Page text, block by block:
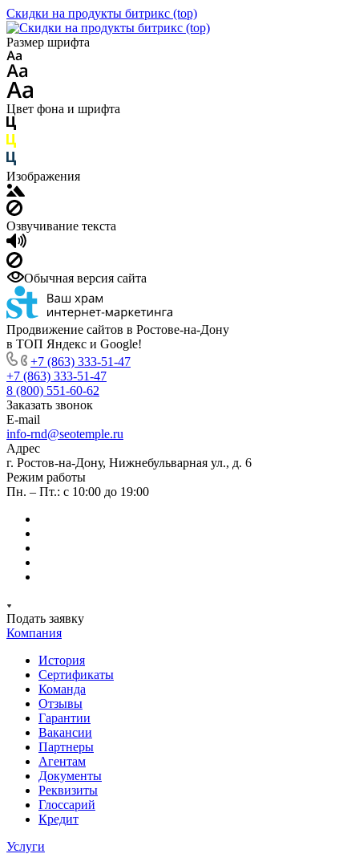
Скидки на продукты битрикс (top)
Размер шрифта
Цвет фона и шрифта
Изображения
Озвучивание текста
Обычная версия сайта
Продвижение сайтов в Ростове-на-Дону
в ТОП Яндекс и Google!
+7 (863) 333-51-47
+7 (863) 333-51-47
8 (800) 551-60-62
Заказать звонок
E-mail
info-rnd@seotemple.ru
Адрес
г. Ростов-на-Дону, Нижнебульварная ул., д. 6
Режим работы
Пн. – Пт.: с 10:00 до 19:00
Подать заявку
Компания
История
Сертификаты
Команда
Отзывы
Гарантии
Вакансии
Партнеры
Агентам
Документы
Реквизиты
Глоссарий
Кредит
Услуги